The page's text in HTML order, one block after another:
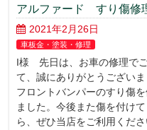
アルファード すり傷修
2021年2月26日
車板金・塗装・修理
I様 先日は、お車の修理で
て、誠にありがとうございま
フロントバンパーのすり傷
ました。今後また傷を付け
ら、ぜひ当店をご利用くだ